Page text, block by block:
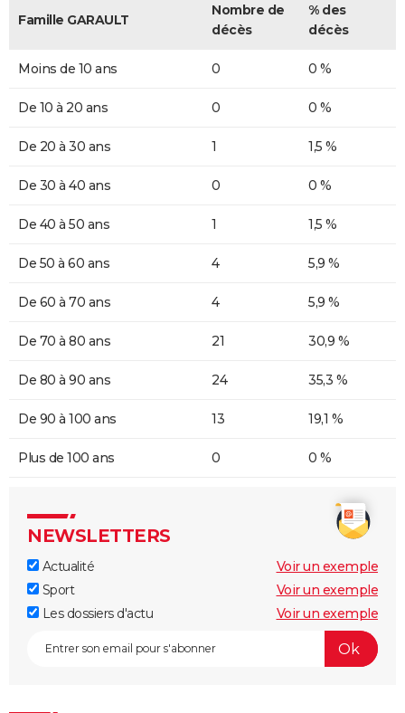
Famille GARAULT
Nombre de
décès
% des
décès
Moins de 10 ans 0 0 %
De 10 à 20 ans 0 0 %
De 20 à 30 ans 1 1,5 %
De 30 à 40 ans 0 0 %
De 40 à 50 ans 1 1,5 %
De 50 à 60 ans 4 5,9 %
De 60 à 70 ans 4 5,9 %
De 70 à 80 ans 21 30,9 %
De 80 à 90 ans 24 35,3 %
De 90 à 100 ans 13 19,1 %
Plus de 100 ans 0 0 %
NEWSLETTERS
Actualité
Voir un exemple
Sport
Voir un exemple
Les dossiers d'actu
Voir un exemple